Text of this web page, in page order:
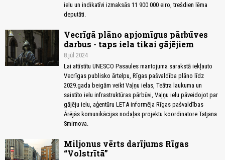
ielu un indikatīvi izmaksās 11 900 000 eiro, trešdien lēma
deputāti.
Vecrīgā plāno apjomīgus pārbūves
darbus - taps iela tikai gājējiem
8.jūl 2024
Lai attīstītu UNESCO Pasaules mantojuma sarakstā iekļauto
Vecrīgas publisko ārtelpu, Rīgas pašvaldība plāno līdz
2029.gada beigām veikt Vaļņu ielas, Teātra laukuma un
saistīto ielu infrastruktūras pārbūvi, Vaļņu ielu pāveidojot par
gājēju ielu, aģentūru LETA informēja Rīgas pašvaldības
Ārējās komunikācijas nodaļas projektu koordinatore Tatjana
Smirnova.
Miljonus vērts darījums Rīgas
“Volstrītā”